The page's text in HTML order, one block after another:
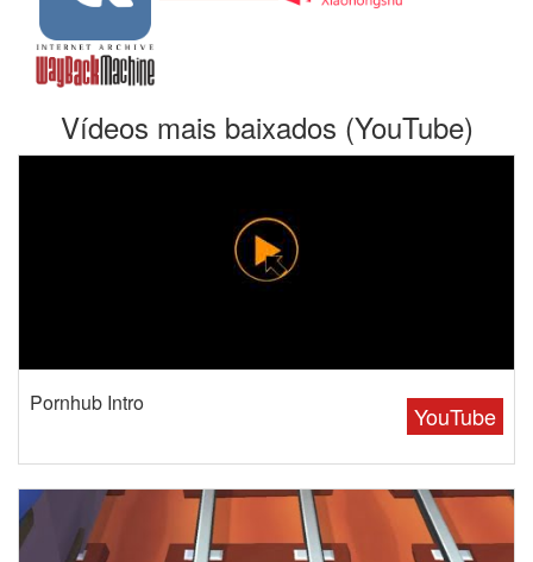
Vídeos mais baixados (YouTube)
YouTube
Pornhub Intro